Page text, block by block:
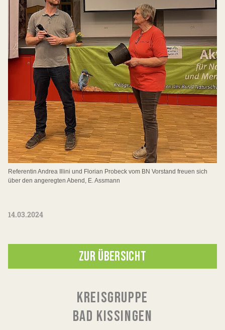
Referentin Andrea Illini und Florian Probeck vom BN Vorstand freuen sich
über den angeregten Abend, E. Assmann
14.03.2024
ZUR ÜBERSICHT
KREISGRUPPE
BAD KISSINGEN